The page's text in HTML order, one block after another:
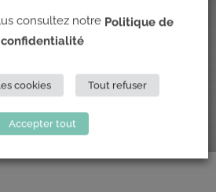
consultez notre Politique de
confidentialité
cookies Tout refuser
Accepter tout